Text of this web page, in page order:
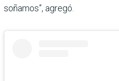
soñamos”, agregó.